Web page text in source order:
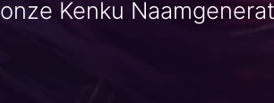
onze Kenku